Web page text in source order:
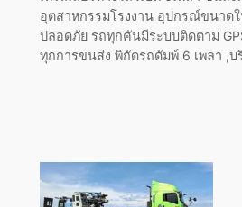
อุตสาหกรรมโรงงาน อุปกรณ์ขนาด
ปลอดภัย รถทุกคันมีระบบติดตาม
ทุกการขนส่ง พิกัดรถดัมพ์ 6 เพลา ,บ